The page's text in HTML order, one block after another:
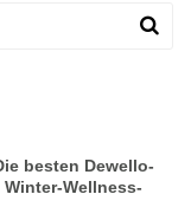
besten Dewello-
Wellness-